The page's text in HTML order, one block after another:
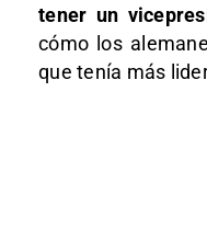
tener un
cómo los
que tenía más